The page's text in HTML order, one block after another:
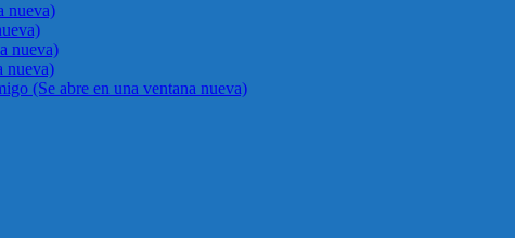
nueva)
nueva)
nueva)
(Se abre en una ventana nueva)